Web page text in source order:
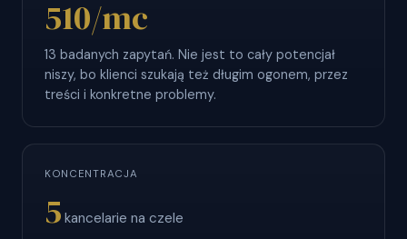
510/mc
13 badanych zapytań. Nie jest to cały potencjał
niszy, bo klienci szukają też długim ogonem, przez
treści i konkretne problemy.
KONCENTRACJA
5 kancelarie na czele